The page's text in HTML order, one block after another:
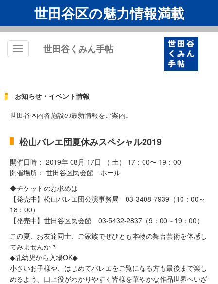
世田谷区の魅力情報満載
Toggle
世田谷くみん手帖
お知らせ・イベント情報
世田谷区内各施設の最新情報をご案内。
松山バレエ団夏休みスペシャル2019
開催日時： 2019年 08月 17日 （ 土） 17：00〜 19：00
開催場所： 世田谷区民会館 ホール
◆チケットのお求めは
【発売中】松山バレエ団公演事務局 03-3408-7939（10：00～
18：00）
【発売中】世田谷区民会館 03-5432-2837（9：00～19：00）
この夏、お友達同士、ご家族でぜひとも本物の舞台芸術を体感し
てみませんか？
◆乳幼児から入場OK◆
小さいお子様や、はじめてバレエをご覧になる方も最後まで楽し
めるよう、口上役がわかりやすく皆様を華やかな作品世界へいざ